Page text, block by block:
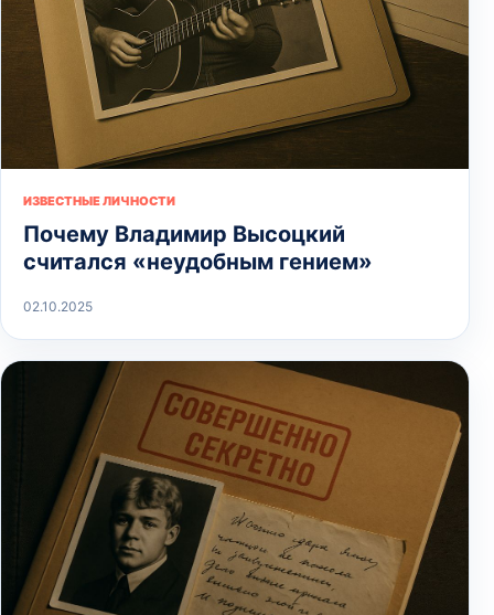
ИЗВЕСТНЫЕ ЛИЧНОСТИ
Почему Владимир Высоцкий
считался «неудобным гением»
02.10.2025